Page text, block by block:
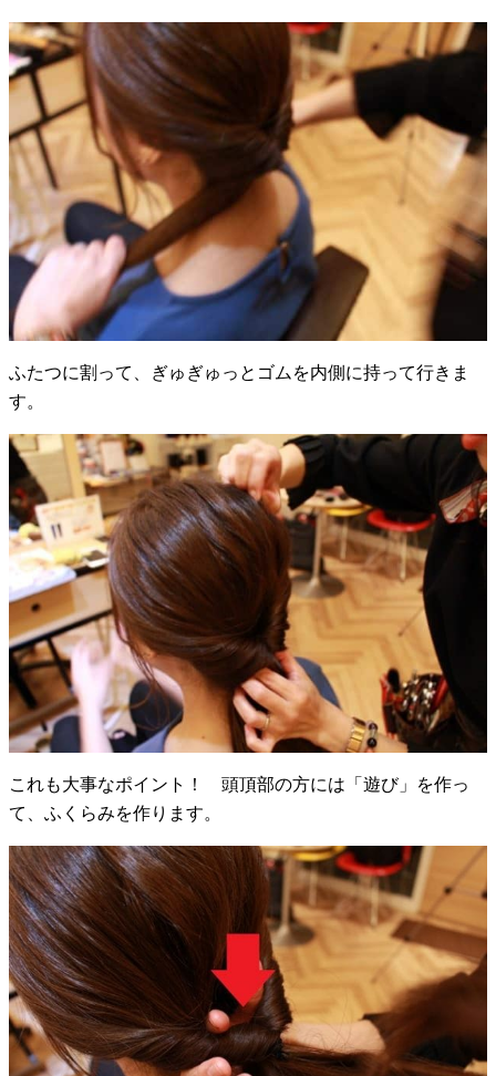
ふたつに割って、ぎゅぎゅっとゴムを内側に持って行きま
す。
これも大事なポイント！ 頭頂部の方には「遊び」を作っ
て、ふくらみを作ります。